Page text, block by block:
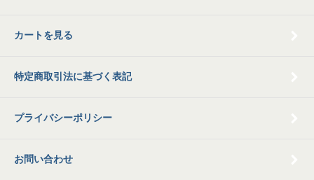
カートを見る
特定商取引法に基づく表記
プライバシーポリシー
お問い合わせ